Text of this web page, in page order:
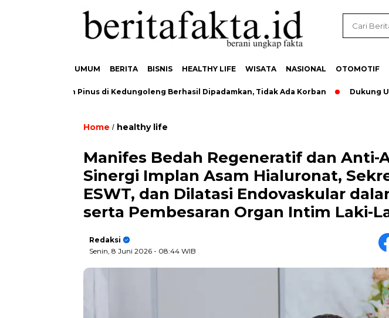
UMUM BERITA BISNIS HEALTHY LIFE WISATA NASIONAL OTOMOTIF
Hutan Pinus di Kedungoleng Berhasil Dipadamkan, Tidak Ada Korban Dukung Usut
Home / healthy life
Manifes Bedah Regeneratif dan Anti-
Sinergi Implan Asam Hialuronat,
ESWT, dan Dilatasi Endovaskular
serta Pembesaran Organ Intim Laki-
Redaksi
Senin, 8 Juni 2026 - 08:44 WIB